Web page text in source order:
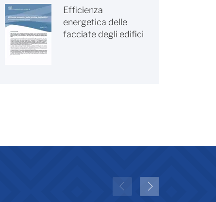
Efficienza
energetica delle
facciate degli edifici